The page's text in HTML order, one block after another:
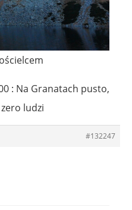
: Na Granatach pusto,
ludzi
#132247